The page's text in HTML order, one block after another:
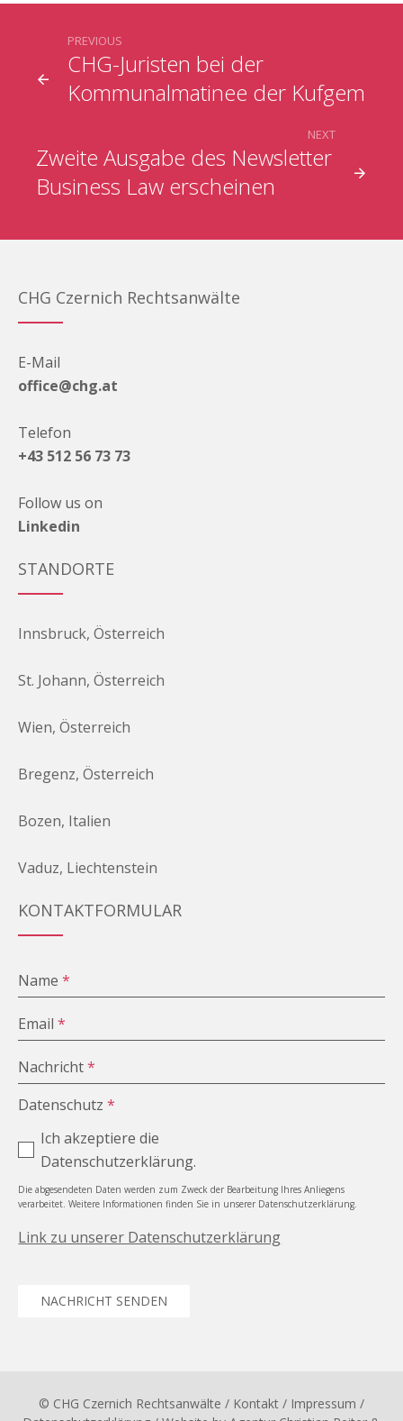
CHG-Juristen bei der
Kommunalmatinee der Kufgem
PREVIOUS
Zweite Ausgabe des Newsletter
Business Law erscheinen
NEXT
CHG Czernich Rechtsanwälte
E-Mail
office@chg.at
Telefon
+43 512 56 73 73
Follow us on
Linkedin
STANDORTE
Innsbruck, Österreich
St. Johann, Österreich
Wien, Österreich
Bregenz, Österreich
Bozen, Italien
Vaduz, Liechtenstein
KONTAKTFORMULAR
Name*
Email*
Nachricht*
Datenschutz*
Ich akzeptiere die
Datenschutzerklärung.
Die abgesendeten Daten werden zum Zweck der Bearbeitung Ihres Anliegens
verarbeitet. Weitere Informationen finden Sie in unserer Datenschutzerklärung.
Link zu unserer Datenschutzerklärung
NACHRICHT SENDEN
© CHG Czernich Rechtsanwälte / Kontakt / Impressum /